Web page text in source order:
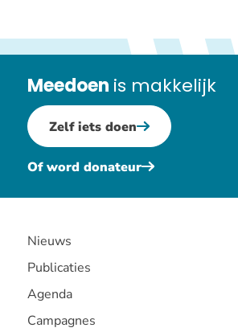
Meedoen is makkelijk
Zelf iets doen
Of word donateur
Nieuws
Publicaties
Agenda
Campagnes